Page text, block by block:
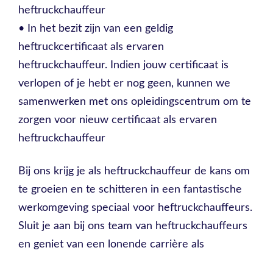
heftruckchauffeur
• In het bezit zijn van een geldig
heftruckcertificaat als ervaren
heftruckchauffeur. Indien jouw certificaat is
verlopen of je hebt er nog geen, kunnen we
samenwerken met ons opleidingscentrum om te
zorgen voor nieuw certificaat als ervaren
heftruckchauffeur
Bij ons krijg je als heftruckchauffeur de kans om
te groeien en te schitteren in een fantastische
werkomgeving speciaal voor heftruckchauffeurs.
Sluit je aan bij ons team van heftruckchauffeurs
en geniet van een lonende carrière als